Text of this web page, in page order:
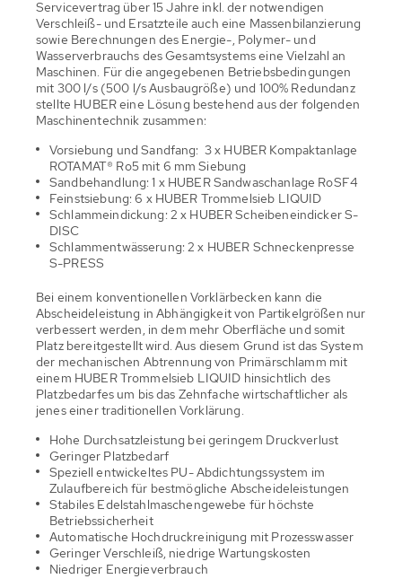
Servicevertrag über 15 Jahre inkl. der notwendigen
Verschleiß- und Ersatzteile auch eine Massenbilanzierung
sowie Berechnungen des Energie-, Polymer- und
Wasserverbrauchs des Gesamtsystems eine Vielzahl an
Maschinen. Für die angegebenen Betriebsbedingungen
mit 300 l/s (500 l/s Ausbaugröße) und 100% Redundanz
stellte HUBER eine Lösung bestehend aus der folgenden
Maschinentechnik zusammen:
Vorsiebung und Sandfang: 3 x HUBER Kompaktanlage
ROTAMAT® Ro5 mit 6 mm Siebung
Sandbehandlung: 1 x HUBER Sandwaschanlage RoSF4
Feinstsiebung: 6 x HUBER Trommelsieb LIQUID
Schlammeindickung: 2 x HUBER Scheibeneindicker S-
DISC
Schlammentwässerung: 2 x HUBER Schneckenpresse
S-PRESS
Bei einem konventionellen Vorklärbecken kann die
Abscheideleistung in Abhängigkeit von Partikelgrößen nur
verbessert werden, in dem mehr Oberfläche und somit
Platz bereitgestellt wird. Aus diesem Grund ist das System
der mechanischen Abtrennung von Primärschlamm mit
einem HUBER Trommelsieb LIQUID hinsichtlich des
Platzbedarfes um bis das Zehnfache wirtschaftlicher als
jenes einer traditionellen Vorklärung.
Hohe Durchsatzleistung bei geringem Druckverlust
Geringer Platzbedarf
Speziell entwickeltes PU- Abdichtungssystem im
Zulaufbereich für bestmögliche Abscheideleistungen
Stabiles Edelstahlmaschengewebe für höchste
Betriebssicherheit
Automatische Hochdruckreinigung mit Prozesswasser
Geringer Verschleiß, niedrige Wartungskosten
Niedriger Energieverbrauch